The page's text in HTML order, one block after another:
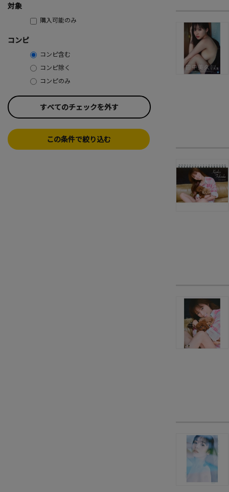
対象
購入可能のみ
コンピ
コンピ含む
コンピ除く
コンピのみ
すべてのチェックを外す
この条件で絞り込む